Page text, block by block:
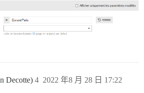
Decotte) 2022 年8 月 28 日 17:22
4